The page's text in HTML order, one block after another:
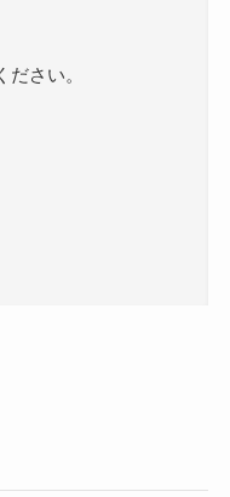
さい。